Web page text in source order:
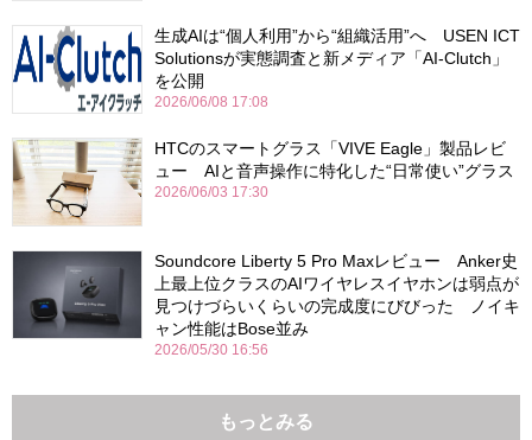
生成AIは“個人利用”から“組織活用”へ USEN ICT
Solutionsが実態調査と新メディア「AI-Clutch」
を公開
2026/06/08 17:08
HTCのスマートグラス「VIVE Eagle」製品レビ
ュー AIと音声操作に特化した“日常使い”グラス
2026/06/03 17:30
Soundcore Liberty 5 Pro Maxレビュー Anker史
上最上位クラスのAIワイヤレスイヤホンは弱点が
見つけづらいくらいの完成度にびびった ノイキ
ャン性能はBose並み
2026/05/30 16:56
もっとみる